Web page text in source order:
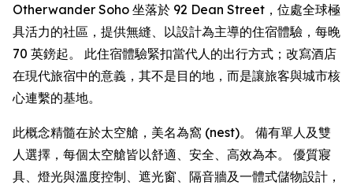
Otherwander Soho 坐落於 92 Dean Street，位處全球極
具活力的社區，提供無縫、以設計為主導的住宿體驗，每晚
70 英鎊起。 此住宿體驗緊扣當代人的出行方式；改寫酒店
在現代旅宿中的意義，其不是目的地，而是讓旅客與城市核
心連繫的基地。
此概念精髓在於太空艙，美名為窩 (nest)。 備有單人及雙
人選擇，每個太空艙皆以舒適、安全、高效為本。 優質寢
具、燈光與溫度控制、遮光窗、隔音牆及一體式儲物設計，